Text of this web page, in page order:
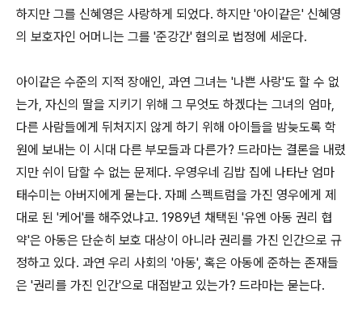
하지만 그를 신혜영은 사랑하게 되었다. 하지만 '아이같은' 신혜영
의 보호자인 어머니는 그를 '준강간' 혐의로 법정에 세운다.
아이같은 수준의 지적 장애인, 과연 그녀는 '나쁜 사랑'도 할 수 없
는가, 자신의 딸을 지키기 위해 그 무엇도 하겠다는 그녀의 엄마,
다른 사람들에게 뒤처지지 않게 하기 위해 아이들을 밤늦도록 학
원에 보내는 이 시대 다른 부모들과 다른가? 드라마는 결론을 내렸
지만 쉬이 답할 수 없는 문제다. 우영우네 김밥 집에 나타난 엄마
태수미는 아버지에게 묻는다. 자폐 스펙트럼을 가진 영우에게 제
대로 된 '케어'를 해주었냐고. 1989년 채택된 '유엔 아동 권리 협
약'은 아동은 단순히 보호 대상이 아니라 권리를 가진 인간으로 규
정하고 있다. 과연 우리 사회의 '아동', 혹은 아동에 준하는 존재들
은 '권리를 가진 인간'으로 대접받고 있는가? 드라마는 묻는다.